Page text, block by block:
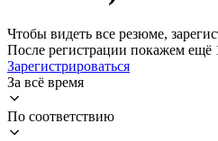
Чтобы видеть все резюме,
После регистрации покажем ещё
Зарегистрироваться
За всё время
По соответствию